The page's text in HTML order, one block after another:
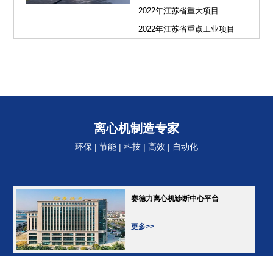
2022年江苏省重大项目
2022年江苏省重点工业项目
离心机制造专家
环保 | 节能 | 科技 | 高效 | 自动化
赛德力离心机诊断中心平台
更多>>